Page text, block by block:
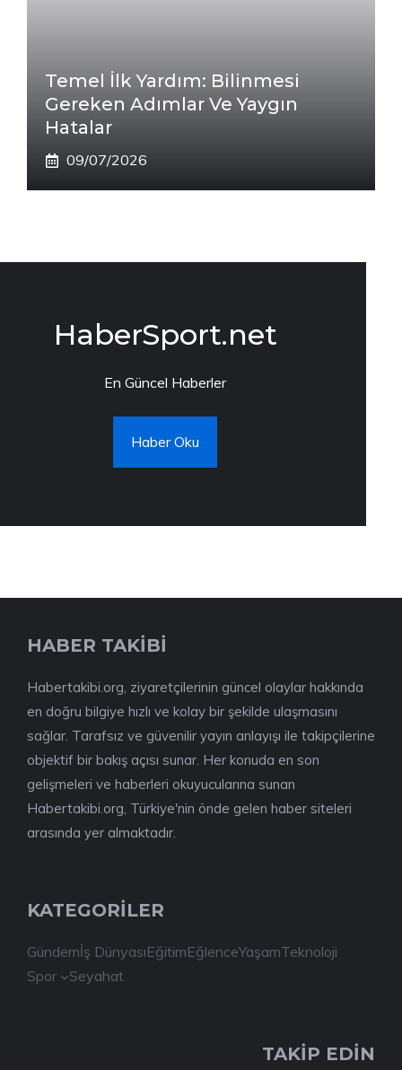
Temel İlk Yardım: Bilinmesi
Gereken Adımlar Ve Yaygın
Hatalar
09/07/2026
HaberSport.net
En Güncel Haberler
Haber Oku
HABER TAKİBİ
Habertakibi.org, ziyaretçilerinin güncel olaylar hakkında
en doğru bilgiye hızlı ve kolay bir şekilde ulaşmasını
sağlar. Tarafsız ve güvenilir yayın anlayışı ile takipçilerine
objektif bir bakış açısı sunar. Her konuda en son
gelişmeleri ve haberleri okuyucularına sunan
Habertakibi.org, Türkiye'nin önde gelen haber siteleri
arasında yer almaktadır.
KATEGORİLER
Gündemİş DünyasıEğitimEğlenceYaşamTeknoloji
Spor
Seyahat
TAKİP EDİN